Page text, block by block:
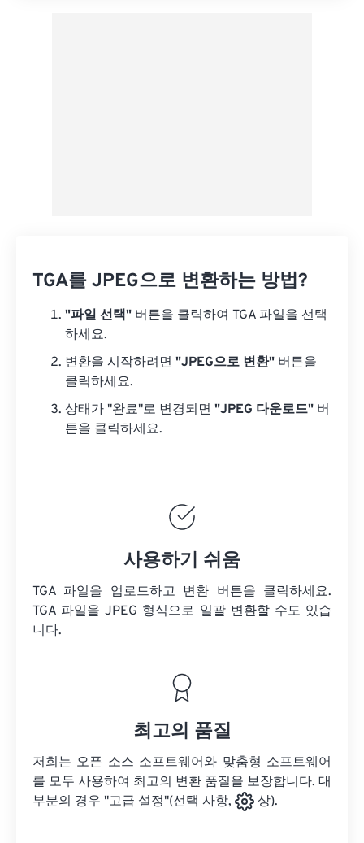
TGA를 JPEG으로 변환하는 방법?
"파일 선택" 버튼을 클릭하여 TGA 파일을 선택
하세요.
변환을 시작하려면 "JPEG으로 변환" 버튼을
클릭하세요.
상태가 "완료"로 변경되면 "JPEG 다운로드" 버
튼을 클릭하세요.
사용하기 쉬움
TGA 파일을 업로드하고 변환 버튼을 클릭하세요.
TGA 파일을 JPEG 형식으로 일괄 변환할 수도 있습
니다.
최고의 품질
저희는 오픈 소스 소프트웨어와 맞춤형 소프트웨어
를 모두 사용하여 최고의 변환 품질을 보장합니다. 대
부분의 경우 "고급 설정"(선택 사항,
상).